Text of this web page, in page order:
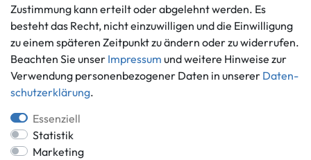
Informationen
Über uns
Häufig gestellte Fragen
Zahlung und Versand
Zahlungsmöglichkeiten
Zustimmung kann erteilt oder abgelehnt werden. Es
besteht das Recht, nicht einzuwilligen und die Einwilligung
zu einem späteren Zeitpunkt zu ändern oder zu widerrufen.
Beachten Sie unser Impressum und weitere Hinweise zur
Verwendung personenbezogener Daten in unserer Daten­
schutz­erklärung.
Essenziell
Statistik
Marketing